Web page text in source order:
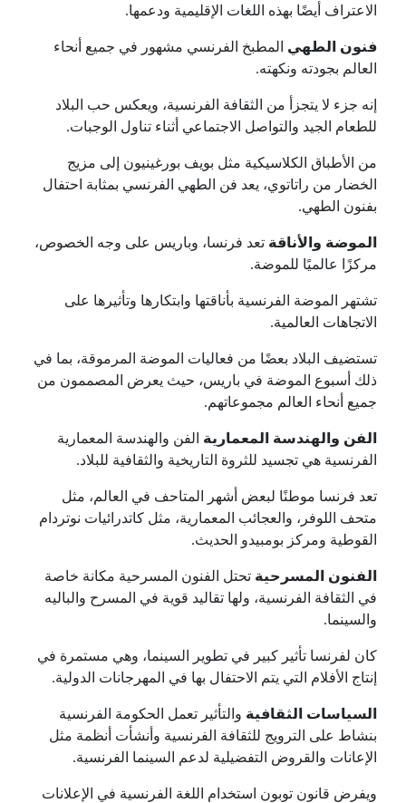
الاعتراف أيضًا بهذه اللغات الإقليمية ودعمها.
فنون الطهي المطبخ الفرنسي مشهور في جميع أنحاء
العالم بجودته ونكهته.
إنه جزء لا يتجزأ من الثقافة الفرنسية، ويعكس حب البلاد
للطعام الجيد والتواصل الاجتماعي أثناء تناول الوجبات.
من الأطباق الكلاسيكية مثل بويف بورغينيون إلى مزيج
الخضار من راتاتوي، يعد فن الطهي الفرنسي بمثابة احتفال
بفنون الطهي.
الموضة والأناقة تعد فرنسا، وباريس على وجه الخصوص،
مركزًا عالميًا للموضة.
تشتهر الموضة الفرنسية بأناقتها وابتكارها وتأثيرها على
الاتجاهات العالمية.
تستضيف البلاد بعضًا من فعاليات الموضة المرموقة، بما في
ذلك أسبوع الموضة في باريس، حيث يعرض المصممون من
جميع أنحاء العالم مجموعاتهم.
الفن والهندسة المعمارية الفن والهندسة المعمارية
الفرنسية هي تجسيد للثروة التاريخية والثقافية للبلاد.
تعد فرنسا موطنًا لبعض أشهر المتاحف في العالم، مثل
متحف اللوفر، والعجائب المعمارية، مثل كاتدرائيات نوتردام
القوطية ومركز بومبيدو الحديث.
الفنون المسرحية تحتل الفنون المسرحية مكانة خاصة
في الثقافة الفرنسية، ولها تقاليد قوية في المسرح والباليه
والسينما.
كان لفرنسا تأثير كبير في تطوير السينما، وهي مستمرة في
إنتاج الأفلام التي يتم الاحتفال بها في المهرجانات الدولية.
السياسات الثقافية والتأثير تعمل الحكومة الفرنسية
بنشاط على الترويج للثقافة الفرنسية وأنشأت أنظمة مثل
الإعانات والقروض التفضيلية لدعم السينما الفرنسية.
ويفرض قانون توبون استخدام اللغة الفرنسية في الإعلانات